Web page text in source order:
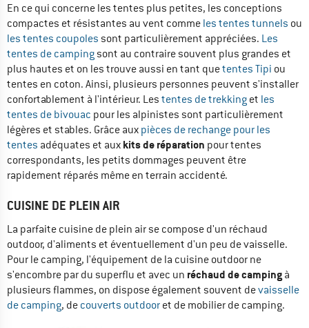
En ce qui concerne les tentes plus petites, les conceptions
compactes et résistantes au vent comme les tentes tunnels ou
les tentes coupoles sont particulièrement appréciées. Les
tentes de campingsont au contraire souvent plus grandes et
plus hautes et on les trouve aussi en tant quetentes Tipi ou
tentes en coton. Ainsi, plusieurs personnes peuvent s'installer
confortablement à l'intérieur. Les tentes de trekking et les
tentes de bivouac pour les alpinistes sont particulièrement
légères et stables. Grâce aux pièces de rechange pour les
tentes adéquates et aux kits de réparation pour tentes
correspondants, les petits dommages peuvent être
rapidement réparés même en terrain accidenté.
CUISINE DE PLEIN AIR
La parfaite cuisine de plein air se compose d'un réchaud
outdoor, d'aliments et éventuellement d'un peu de vaisselle.
Pour le camping, l'équipement de la cuisine outdoor ne
s'encombre par du superflu et avec un réchaud de camping à
plusieurs flammes, on dispose également souvent devaisselle
de camping, de couverts outdoor et de mobilier de camping.